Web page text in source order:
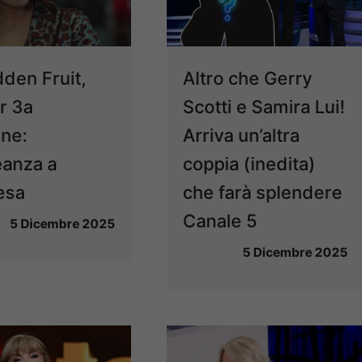
Fruit,
3a
a
5 Dicembre 2025
Altro che Gerry
Scotti e Samira Lui!
Arriva un’altra
coppia (inedita)
che farà splendere
Canale 5
5 Dicembre 2025